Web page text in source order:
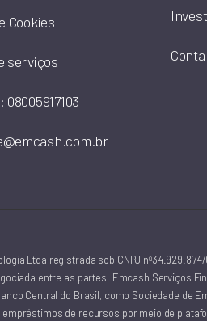
Cookies
serviços
Ltda registrada sob CNPJ
entre as partes. Emcash Serviços
Central do Brasil, como Sociedade de
de recursos por meio de